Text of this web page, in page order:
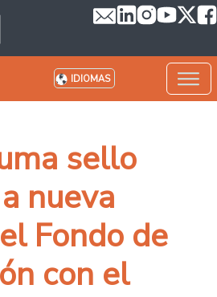
IDIOMAS
sello
nueva
Fondo de
con el